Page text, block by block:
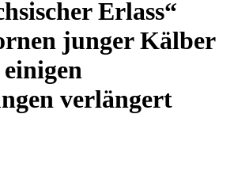
Erlass“
junger Kälber
verlängert